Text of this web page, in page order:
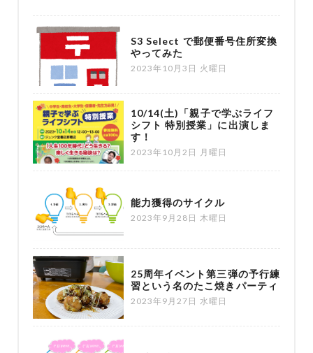
S3 Select で郵便番号住所変換
やってみた
2023年10月3日 火曜日
10/14(土)「親子で学ぶライフ
シフト 特別授業」に出演しま
す！
2023年10月2日 月曜日
能力獲得のサイクル
2023年9月28日 木曜日
25周年イベント第三弾の予行練
習という名のたこ焼きパーティ
2023年9月27日 水曜日